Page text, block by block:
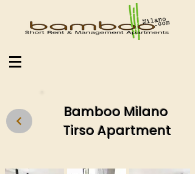
Bamboo Milano
Tirso Apartment